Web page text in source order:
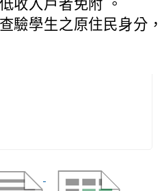
收入戶者免附 。
驗學生之原住民身分